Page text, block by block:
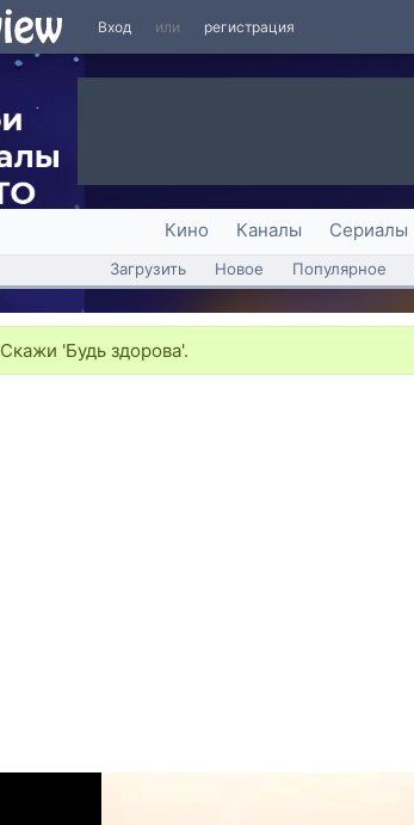
Вход или регистрация
Кино Каналы Сериалы
Загрузить Новое Популярное
Скажи 'Будь здорова'.